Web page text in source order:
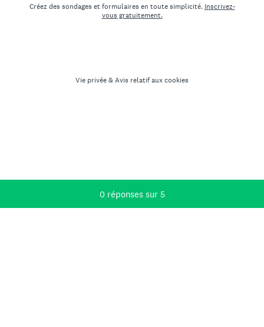
Progression actuelle,
0 réponses sur 5
Créez des sondages et formulaires en toute simplicité. Inscrivez-
vous gratuitement.
Vie privée&Avis relatif aux cookies